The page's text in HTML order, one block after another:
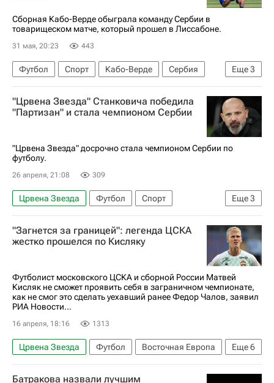
Сборная Кабо-Верде обыграла команду Сербии в
товарищеском матче, который прошел в Лиссабоне.
31 мая, 20:23 443
Еще3
Футбол Спорт Кабо-Верде
Сербия
Жилсон Беншимол
Кевин Ленини
Страхиня Эракович
"Црвена Звезда" Станковича победила
"Партизан" и стала чемпионом Сербии
"Црвена Звезда" досрочно стала чемпионом Сербии по
футболу.
26 апреля, 21:08 309
Еще3
Црвена Звезда Футбол
Спорт
Страхиня Эракович
Наир Тикнизян
Партизан
"Загнется за границей": легенда ЦСКА
жестко прошелся по Кисляку
Футболист московского ЦСКА и сборной России Матвей
Кисляк не сможет проявить себя в заграничном чемпионате,
как не смог это сделать уехавший ранее Федор Чалов, заявил
РИА Новости...
16 апреля, 18:16 1313
Еще6
Црвена Звезда Футбол
Восточная Европа
Матвей Кисляк
Владимир Пономарев
Батракова назвали лучшим